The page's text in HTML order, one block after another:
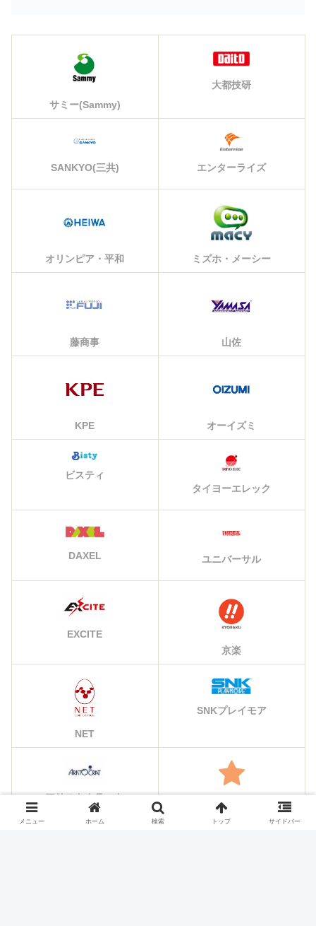
サミー(Sammy)
大都技研
SANKYO(三共) エンターライズ
オリンピア・平和 ミズホ・メーシー
藤商事 山佐
KPE オーイズミ
ビスティ
タイヨーエレック
DAXEL ユニバーサル
EXCITE
京楽
NET
SNKプレイモア
アリストクラート その他のメーカー
メニュー ホーム 検索 トップ サイドバー